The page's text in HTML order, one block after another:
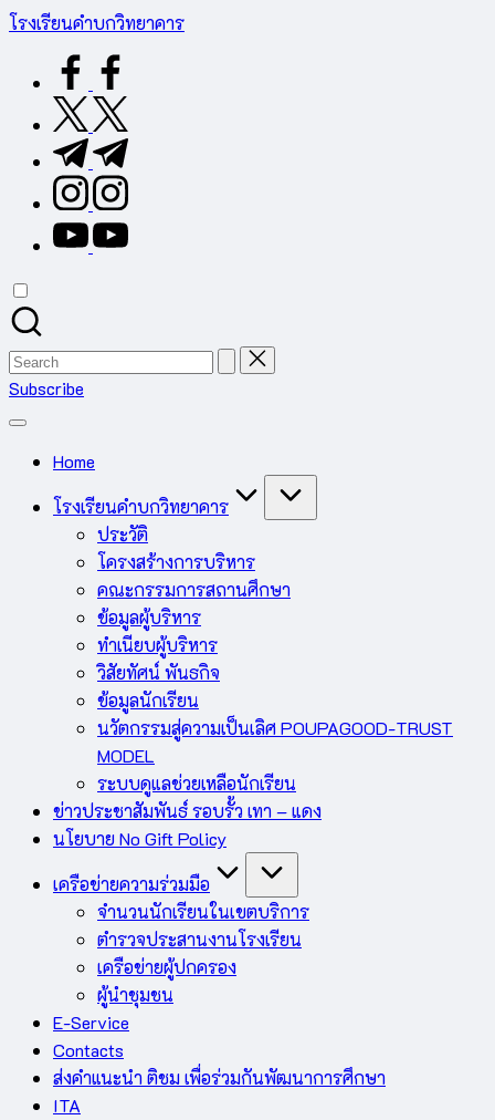
Skip
content
โรงเรียนคำบกวิทยาคาร
อ.คำชะอี
จ.มุกดาหาร
สำนักงาน
เขต
การ
ศึกษา
มุกดาหาร
facebook.com
twitter.com
t.me
instagram.com
youtube.com
Search
for:
Subscribe
Home
โรงเรียนคำบกวิทยาคาร
ประวัติ
โครงสร้างการบริหาร
คณะกรรมการสถานศึกษา
ข้อมูลผู้บริหาร
ทำเนียบผู้บริหาร
วิสัยทัศน์ พันธกิจ
ข้อมูลนักเรียน
นวัตกรรมสู่ความเป็นเลิศ POUPAGOOD-TRUST
MODEL
ระบบดูแลช่วยเหลือนักเรียน
ข่าวประชาสัมพันธ์ รอบรั้ว เทา – แดง
นโยบาย No Gift Policy
เครือข่ายความร่วมมือ
จำนวนนักเรียนในเขตบริการ
ตำรวจประสานงานโรงเรียน
เครือข่ายผู้ปกครอง
ผู้นำชุมชน
E-Service
Contacts
ส่งคำแนะนำ ติชม เพื่อร่วมกันพัฒนาการศึกษา
ITA